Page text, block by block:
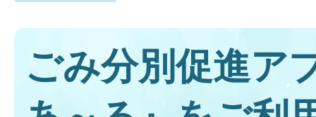
ごみ分別促進ア